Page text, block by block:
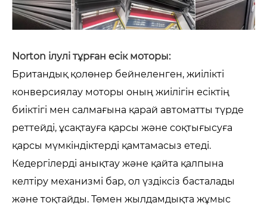
Norton ілулі тұрған есік моторы:
Британдық қолөнер бейнеленген, жиілікті
конверсиялау моторы оның жиілігін есіктің
биіктігі мен салмағына қарай автоматты түрде
реттейді, ұсақтауға қарсы және соқтығысуға
қарсы мүмкіндіктерді қамтамасыз етеді.
Кедергілерді анықтау және қайта қалпына
келтіру механизмі бар, ол үздіксіз басталады
және тоқтайды. Төмен жылдамдықта жұмыс